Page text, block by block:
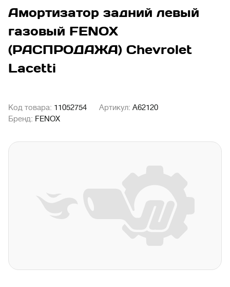
Амортизатор задний левый
газовый FENOX
(РАСПРОДАЖА) Chevrolet
Lacetti
Код товара: 11052754 Артикул: A62120
Бренд: FENOX